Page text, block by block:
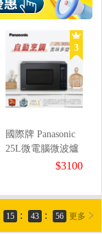
3
國際牌 Panasonic
25L微電腦微波爐
$3100
15 : 43 : 55 更多